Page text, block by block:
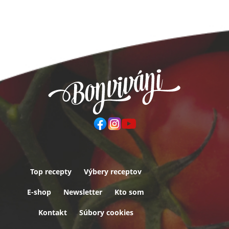
Top recepty Výbery receptov
E-shop Newsletter Kto som
Kontakt Súbory cookies